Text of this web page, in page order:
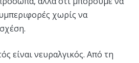
χωρίς να
είναι νευραλγικός. Από τη